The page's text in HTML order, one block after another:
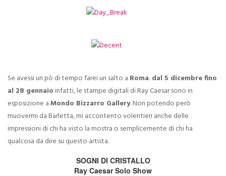
Se avessi un pò di tempo farei un salto a Roma: dal 5 dicembre fino
al 28 gennaioinfatti, le stampe digitali di Ray Caesar sono in
esposizione aMondo Bizzarro Gallery. Non potendo però
muovermi da Barletta, mi accontento volentieri anche delle
impressioni di chi ha visto la mostra o semplicemente di chi ha
qualcosa da dire su questo artista.
SOGNI DI CRISTALLO
Ray Caesar Solo Show